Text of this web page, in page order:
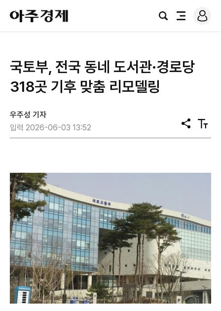
아
주
경
검
전
로
그
국토부, 전국 동네 도서관·경로당
318곳 기후 맞춤 리모델링
우주성 기자
입력 2026-06-03 13:52
공
유
텍
스